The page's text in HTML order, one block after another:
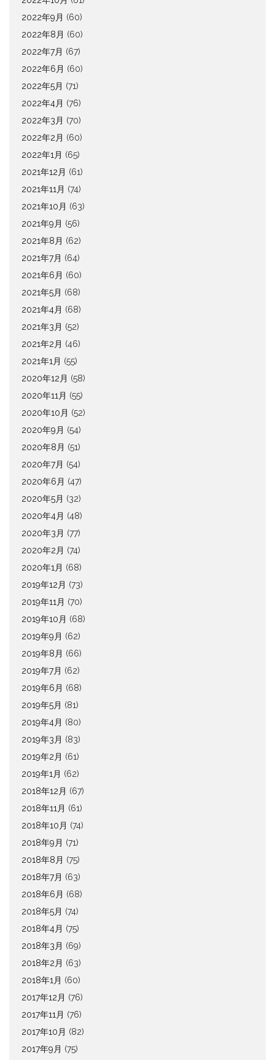
2022年9月 (60)
2022年8月 (60)
2022年7月 (67)
2022年6月 (60)
2022年5月 (71)
2022年4月 (76)
2022年3月 (70)
2022年2月 (60)
2022年1月 (65)
2021年12月 (61)
2021年11月 (74)
2021年10月 (63)
2021年9月 (56)
2021年8月 (62)
2021年7月 (64)
2021年6月 (60)
2021年5月 (68)
2021年4月 (68)
2021年3月 (52)
2021年2月 (46)
2021年1月 (55)
2020年12月 (58)
2020年11月 (55)
2020年10月 (52)
2020年9月 (54)
2020年8月 (51)
2020年7月 (54)
2020年6月 (47)
2020年5月 (32)
2020年4月 (48)
2020年3月 (77)
2020年2月 (74)
2020年1月 (68)
2019年12月 (73)
2019年11月 (70)
2019年10月 (68)
2019年9月 (62)
2019年8月 (66)
2019年7月 (62)
2019年6月 (68)
2019年5月 (81)
2019年4月 (80)
2019年3月 (83)
2019年2月 (61)
2019年1月 (62)
2018年12月 (67)
2018年11月 (61)
2018年10月 (74)
2018年9月 (71)
2018年8月 (75)
2018年7月 (63)
2018年6月 (68)
2018年5月 (74)
2018年4月 (75)
2018年3月 (69)
2018年2月 (63)
2018年1月 (60)
2017年12月 (76)
2017年11月 (76)
2017年10月 (82)
2017年9月 (75)